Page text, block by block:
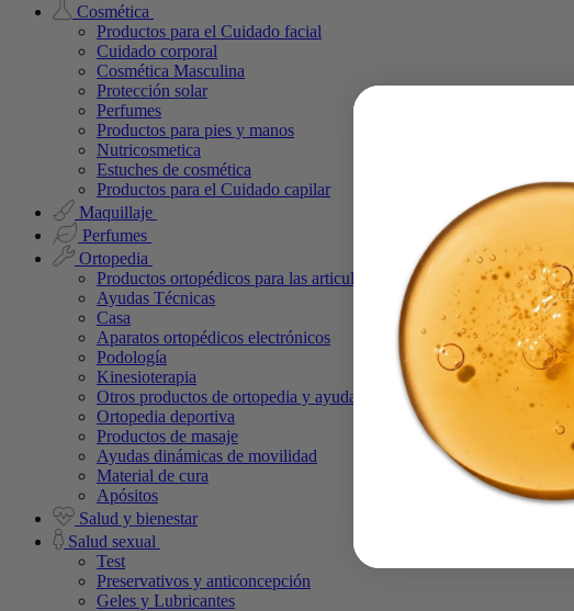
Cosmética
Productos para el Cuidado facial
Cuidado corporal
Cosmética Masculina
Protección solar
Perfumes
Productos para pies y manos
Nutricosmetica
Estuches de cosmética
Productos para el Cuidado capilar
Maquillaje
Perfumes
Ortopedia
Productos ortopédicos para las articulaciones
Ayudas Técnicas
Casa
Aparatos ortopédicos electrónicos
Podología
Kinesioterapia
Otros productos de ortopedia y ayudas técnicas
Ortopedia deportiva
Productos de masaje
Ayudas dinámicas de movilidad
Material de cura
Apósitos
Salud y bienestar
Salud sexual
Test
Preservativos y anticoncepción
Geles y Lubricantes